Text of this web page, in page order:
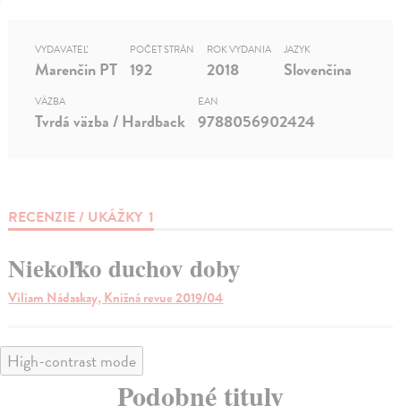
RECENZIE / UKÁŽKY 1
Niekoľko duchov doby
Viliam Nádaskay, Knižná revue 2019/04
VYDAVATEĽ
Marenčin PT
POČET STRÁN
192
ROK VYDANIA
2018
JAZYK
Slovenčina
VÄZBA
Tvrdá väzba / Hardback
EAN
9788056902424
High-contrast mode
Podobné tituly